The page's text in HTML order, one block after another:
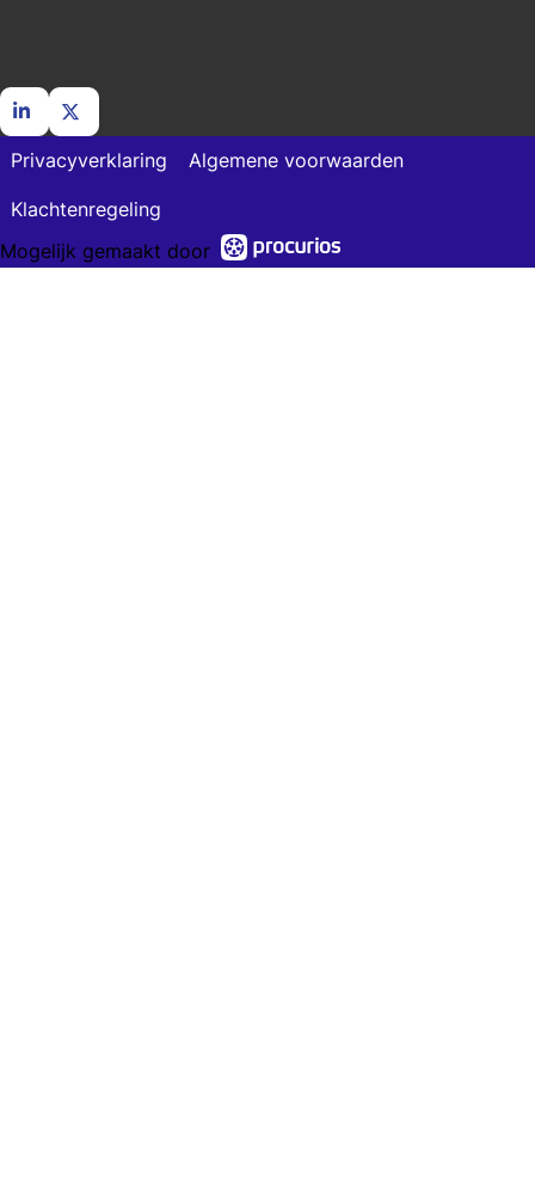
Ga
LinkedIn
naar
X
Privacyverklaring Algemene voorwaarden
Klachtenregeling
Mogelijk gemaakt door